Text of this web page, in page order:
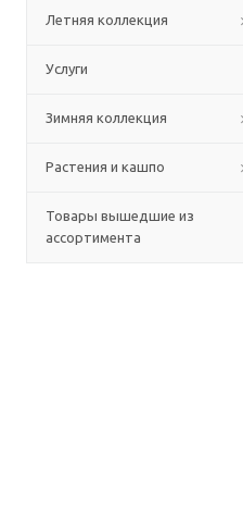
Летняя коллекция
Услуги
Зимняя коллекция
Растения и кашпо
Товары вышедшие из
ассортимента